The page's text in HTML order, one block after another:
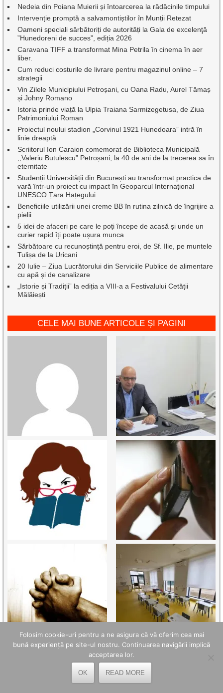
Nedeia din Poiana Muierii și întoarcerea la rădăcinile timpului
Intervenție promptă a salvamontiștilor în Munții Retezat
Oameni speciali sărbătoriți de autorități la Gala de excelenţă
”Hunedoreni de succes”, ediția 2026
Caravana TIFF a transformat Mina Petrila în cinema în aer
liber.
Cum reduci costurile de livrare pentru magazinul online – 7
strategii
Vin Zilele Municipiului Petroșani, cu Oana Radu, Aurel Tămaș
și Johny Romano
Istoria prinde viață la Ulpia Traiana Sarmizegetusa, de Ziua
Patrimoniului Roman
Proiectul noului stadion „Corvinul 1921 Hunedoara” intră în
linie dreaptă
Scriitorul Ion Caraion comemorat de Biblioteca Municipală
,,Valeriu Butulescu” Petroșani, la 40 de ani de la trecerea sa în
eternitate
Studenții Universității din București au transformat practica de
vară într-un proiect cu impact în Geoparcul Internațional
UNESCO Țara Hațegului
Beneficiile utilizării unei creme BB în rutina zilnică de îngrijire a
pielii
5 idei de afaceri pe care le poți începe de acasă și unde un
curier rapid îți poate ușura munca
Sărbătoare cu recunoștință pentru eroi, de Sf. Ilie, pe muntele
Tulișa de la Uricani
20 Iulie – Ziua Lucrătorului din Serviciile Publice de alimentare
cu apă și de canalizare
„Istorie și Tradiții” la ediția a VIII-a a Festivalului Cetății
Mălăiești
CELE MAI BUNE ARTICOLE ȘI PAGINI
Folosim cookie-uri pentru a ne asigura că vă oferim cea mai
bună experiență pe site-ul nostru. Continuarea navigării implică
acceptarea lor.
OK READ MORE